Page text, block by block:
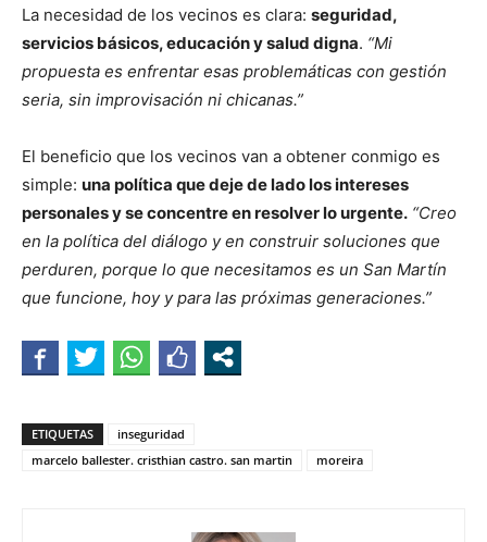
La necesidad de los vecinos es clara: seguridad,
servicios básicos, educación y salud digna. “Mi
propuesta es enfrentar esas problemáticas con gestión
seria, sin improvisación ni chicanas.”
El beneficio que los vecinos van a obtener conmigo es
simple: una política que deje de lado los intereses
personales y se concentre en resolver lo urgente. “Creo
en la política del diálogo y en construir soluciones que
perduren, porque lo que necesitamos es un San Martín
que funcione, hoy y para las próximas generaciones.”
ETIQUETAS
inseguridad
marcelo ballester. cristhian castro. san martin
moreira